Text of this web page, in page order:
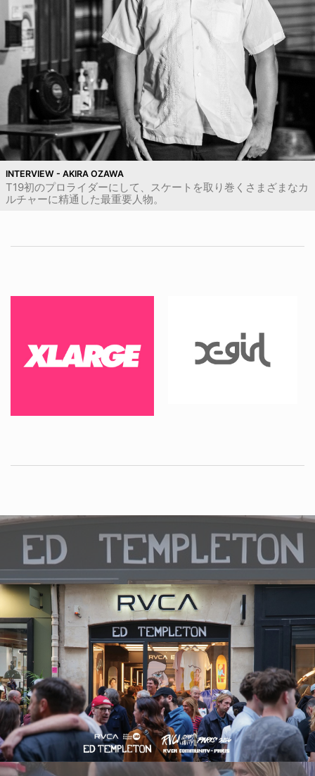
INTERVIEW - AKIRA OZAWA
T19初のプロライダーにして、スケートを取り巻くさまざまなカ
ルチャーに精通した最重要人物。